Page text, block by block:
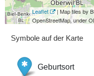
Leaflet
| Map tiles by
OpenStreetMap, under
Symbole auf der Karte
Geburtsort